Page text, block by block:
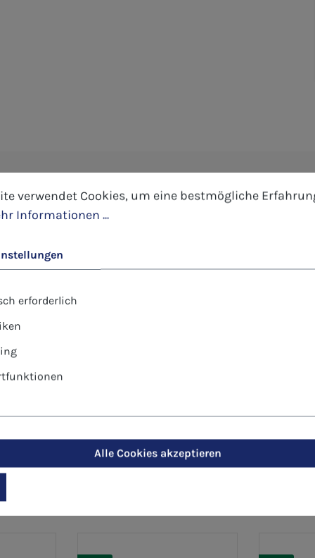
- Andreas Felger -
Andreas Felger
nach Eingabe der gewünschten Menge sofort
verwendet Cookies, um eine bestmögliche Erfahrung
verwendet Cookies, um eine bestmögliche
Informationen ...
erforderlich
Alle Cookies akzeptieren